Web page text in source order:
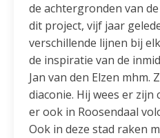
de achtergronden van
dit project, vijf jaar
verschillende lijnen bij
de inspiratie van de
Jan van den Elzen mhm.
diaconie. Hij wees er zijn
er ook in Roosendaal
Ook in deze stad raken